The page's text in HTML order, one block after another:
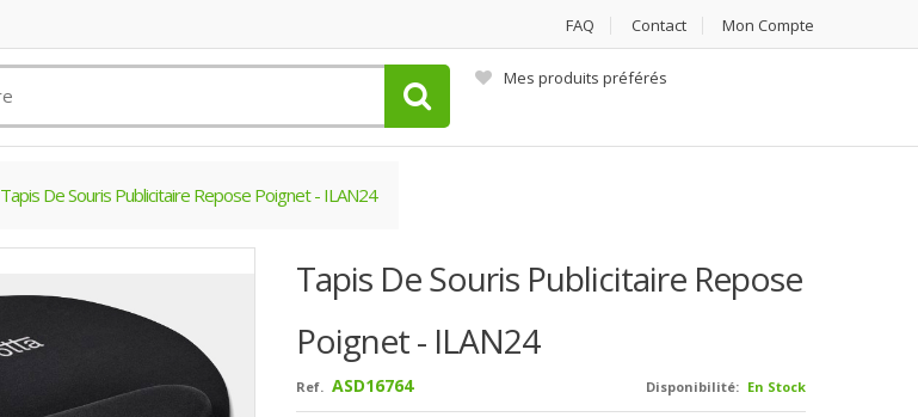
FAQ Contact Mon Compte
Mes produits préférés
Tapis De Souris Publicitaire Repose Poignet - ILAN24
Tapis De Souris Publicitaire Repose
Poignet - ILAN24
Disponibilité: En Stock
Ref. ASD16764